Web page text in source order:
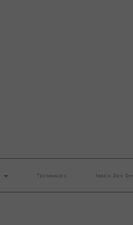
Techniques Index Des